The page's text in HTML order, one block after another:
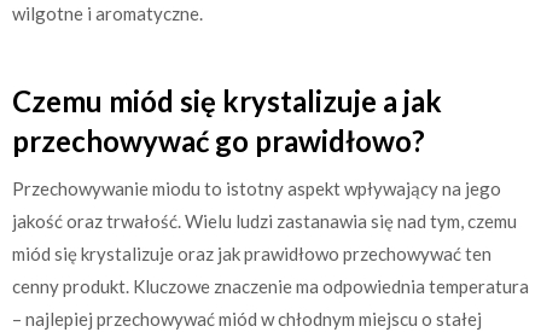
wilgotne i aromatyczne.
Czemu miód się krystalizuje a jak
przechowywać go prawidłowo?
Przechowywanie miodu to istotny aspekt wpływający na jego
jakość oraz trwałość. Wielu ludzi zastanawia się nad tym, czemu
miód się krystalizuje oraz jak prawidłowo przechowywać ten
cenny produkt. Kluczowe znaczenie ma odpowiednia temperatura
– najlepiej przechowywać miód w chłodnym miejscu o stałej